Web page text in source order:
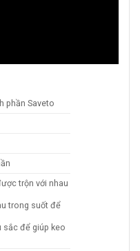
phần Saveto
trộn với nhau
trong suốt để
sắc để giúp keo